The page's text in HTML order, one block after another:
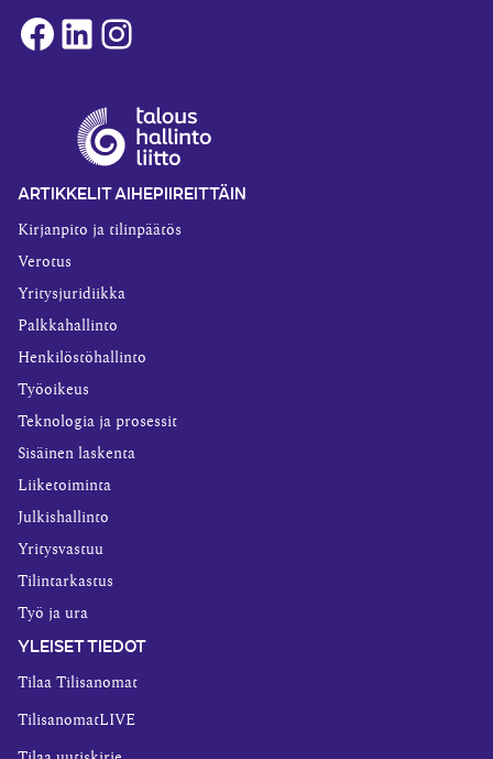
Facebook
LinkedInInstagram
ARTIKKELIT AIHEPIIREITTÄIN
Kirjanpito ja tilinpäätös
Verotus
Yritysjuridiikka
Palkkahallinto
Henkilöstöhallinto
Työoikeus
Teknologia ja prosessit
Sisäinen laskenta
Liiketoiminta
Julkishallinto
Yritysvastuu
Tilintarkastus
Työ ja ura
YLEISET TIEDOT
Tilaa Tilisanomat
TilisanomatLIVE